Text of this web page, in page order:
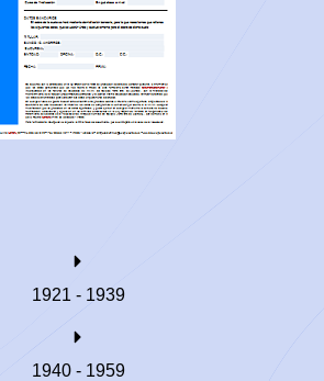
1921 - 1939
1940 - 1959